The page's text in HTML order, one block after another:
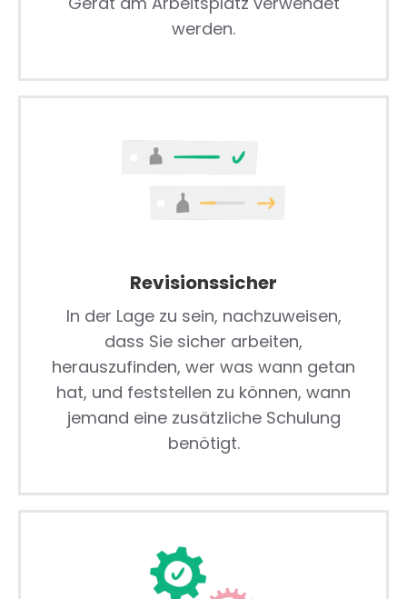
werden.
Revisionssicher
In der Lage zu sein, nachzuweisen,
dass Sie sicher arbeiten,
herauszufinden, wer was wann getan
hat, und feststellen zu können, wann
jemand eine zusätzliche Schulung
benötigt.